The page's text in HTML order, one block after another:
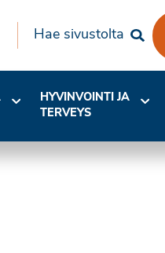
Hae sivustolta
HYVINVOINTI JA
TERVEYS